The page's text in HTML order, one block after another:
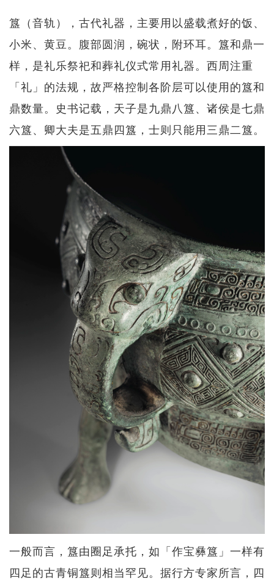
簋（音轨），古代礼器，主要用以盛载煮好的饭、
小米、黄豆。腹部圆润，碗状，附环耳。簋和鼎一
样，是礼乐祭祀和葬礼仪式常用礼器。西周注重
「礼」的法规，故严格控制各阶层可以使用的簋和
鼎数量。史书记载，天子是九鼎八簋、诸侯是七鼎
六簋、卿大夫是五鼎四簋，士则只能用三鼎二簋。
一般而言，簋由圈足承托，如「作宝彝簋」一样有
四足的古青铜簋则相当罕见。据行方专家所言，四